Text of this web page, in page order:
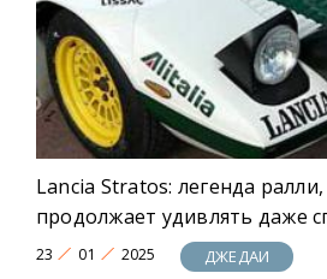
Lancia Stratos: легенда
продолжает удивлять даже
23 01 2025 ДЖЕДАИ